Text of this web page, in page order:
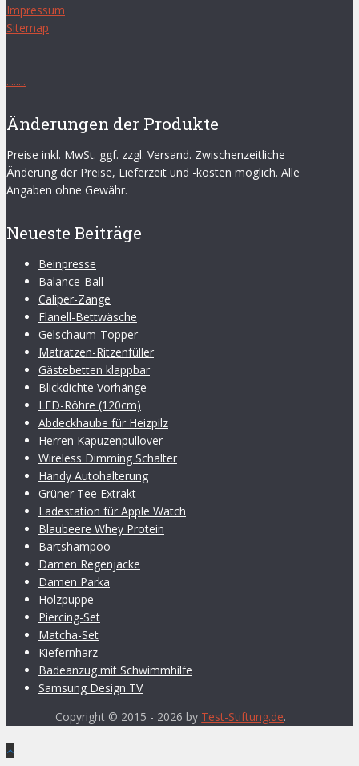
Impressum
Sitemap
........
Änderungen der Produkte
Preise inkl. MwSt. ggf. zzgl. Versand. Zwischenzeitliche
Änderung der Preise, Lieferzeit und -kosten möglich. Alle
Angaben ohne Gewähr.
Neueste Beiträge
Beinpresse
Balance-Ball
Caliper-Zange
Flanell-Bettwäsche
Gelschaum-Topper
Matratzen-Ritzenfüller
Gästebetten klappbar
Blickdichte Vorhänge
LED-Röhre (120cm)
Abdeckhaube für Heizpilz
Herren Kapuzenpullover
Wireless Dimming Schalter
Handy Autohalterung
Grüner Tee Extrakt
Ladestation für Apple Watch
Blaubeere Whey Protein
Bartshampoo
Damen Regenjacke
Damen Parka
Holzpuppe
Piercing-Set
Matcha-Set
Kiefernharz
Badeanzug mit Schwimmhilfe
Samsung Design TV
Copyright © 2015 - 2026 by Test-Stiftung.de.